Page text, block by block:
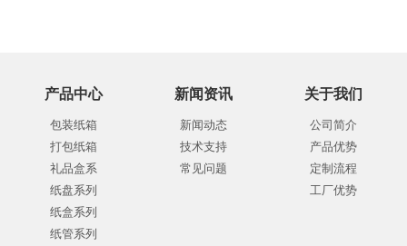
产品中心
包装纸箱
打包纸箱
礼品盒系
纸盘系列
纸盒系列
纸管系列
新闻资讯
新闻动态
技术支持
常见问题
关于我们
公司简介
产品优势
定制流程
工厂优势